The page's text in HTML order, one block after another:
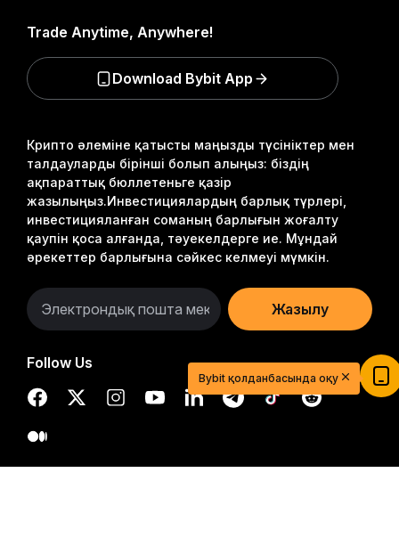
Крипто әлеміне қатысты маңызды түсініктер мен
талдауларды бірінші болып алыңыз: біздің
ақпараттық бюллетеньге қазір
жазылыңыз.Инвестициялардың барлық түрлері,
инвестицияланған соманың барлығын жоғалту
қаупін қоса алғанда, тәуекелдерге ие. Мұндай
әрекеттер барлығына сәйкес келмеуі мүмкін.
Жазылу
Follow Us
Trade Anytime, Anywhere!
Download Bybit App
Bybit қолданбасында оқу